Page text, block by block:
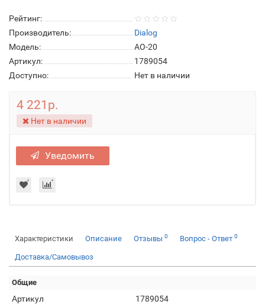
Рейтинг:
Производитель:
Dialog
Модель:
AO-20
Артикул:
1789054
Доступно:
Нет в наличии
4 221р.
Нет в наличии
Уведомить
Характеристики Описание Отзывы 0 Вопрос - Ответ 0
Доставка/Самовывоз
Общие
Артикул
1789054